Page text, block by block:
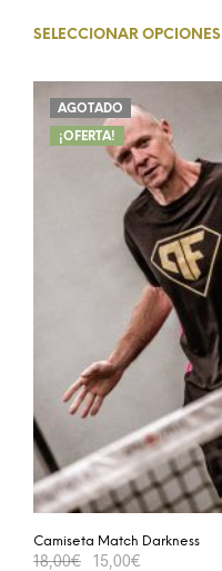
SELECCIONAR OPCIONES
¡OFERTA!
AGOTADO
Camiseta Match Darkness
18,00€ 15,00€